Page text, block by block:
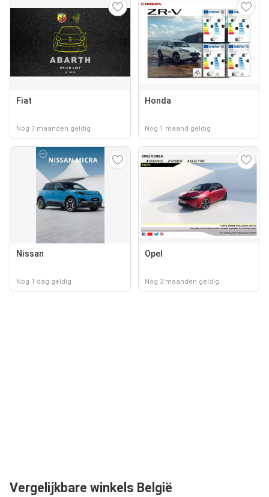
Fiat
Nog 7 maanden geldig
Honda
Nog 1 maand geldig
Nissan
Nog 1 dag geldig
Opel
Nog 3 maanden geldig
Vergelijkbare winkels België